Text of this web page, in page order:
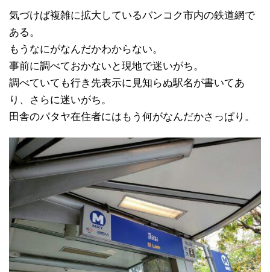
気づけば複雑に拡大しているバンコク市内の鉄道網で
ある。
もうなにがなんだかわからない。
事前に調べておかないと現地で迷いがち。
調べていても行き先表示に見知らぬ駅名が書いてあ
り、さらに迷いがち。
田舎のパタヤ在住者にはもう何がなんだかさっぱり。